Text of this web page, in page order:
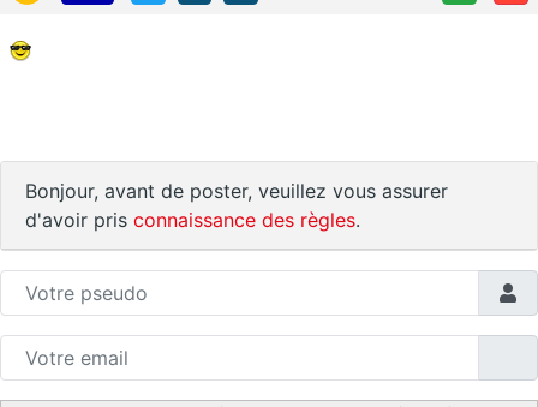
Bonjour, avant de poster, veuillez vous assurer
d'avoir pris connaissance des règles.